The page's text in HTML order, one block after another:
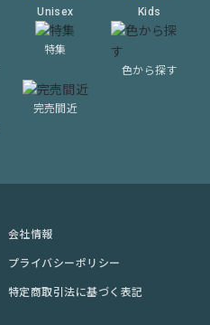
Unisex Kids
特集
色から探す
完売間近
会社情報
プライバシーポリシー
特定商取引法に基づく表記